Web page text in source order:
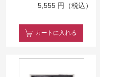
5,555 円（税込）
カート に入れる